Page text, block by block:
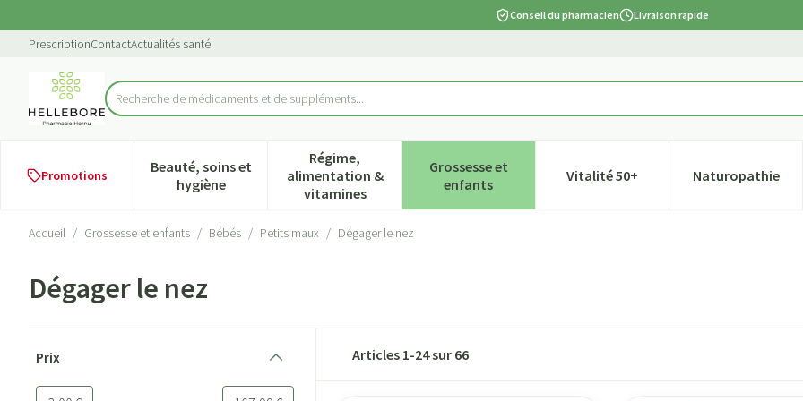
Conseil du pharmacien Livraison rapide
PrescriptionContactActualités santé
Rechercher
Recherche de médicament
Promotions
Beauté, soins et
hygiène
Afficher le sous-menu pour la catégorie Beauté, soins et hygiène
Régime,
alimentation &
vitamines
Afficher le sous-menu pour la catégorie Régime, alimentation & vitamines
Grossesse et
enfantsAfficher le sous-menu pour la catégorie Grossesse et
Vitalité 50+Afficher le sous-menu pour la
Naturopathie
Afficher le
Accueil / Grossesse et enfants / Bébés / Petits maux / Dégager le nez
Dégager le nez
Prix
Articles 1-24sur 66